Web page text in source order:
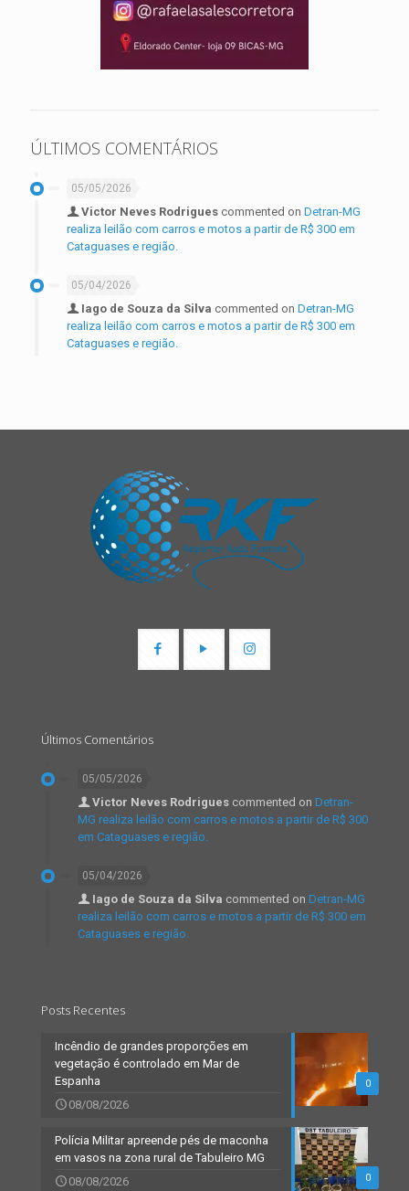
ÚLTIMOS COMENTÁRIOS
05/05/2026
Victor Neves Rodrigues commented on Detran-MG
realiza leilão com carros e motos a partir de R$ 300 em
Cataguases e região.
05/04/2026
Iago de Souza da Silva commented on Detran-MG
realiza leilão com carros e motos a partir de R$ 300 em
Cataguases e região.
Últimos Comentários
05/05/2026
Victor Neves Rodrigues commented on Detran-
MG realiza leilão com carros e motos a partir de R$ 300
em Cataguases e região.
05/04/2026
Iago de Souza da Silva commented on Detran-MG
realiza leilão com carros e motos a partir de R$ 300 em
Cataguases e região.
Posts Recentes
0
Incêndio de grandes proporções em
vegetação é controlado em Mar de
Espanha
08/08/2026
0
Polícia Militar apreende pés de maconha
em vasos na zona rural de Tabuleiro MG
08/08/2026